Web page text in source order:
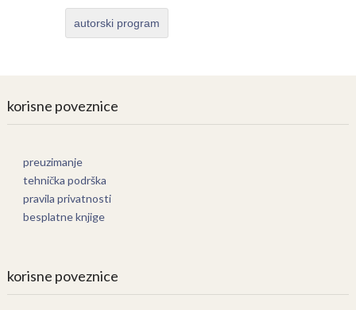
autorski program
korisne poveznice
preuzimanje
tehnička podrška
pravila privatnosti
besplatne knjige
korisne poveznice